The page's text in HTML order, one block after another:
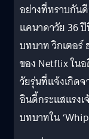
อย่างที่ทราบกัน
แคนาดาวัย 36
บทบาท วิกเตอร์
ของ Netflix ใน
วัยรุ่นที่แจ้งเกิด
อินดี้กระแสแรงเ
บทบาทใน